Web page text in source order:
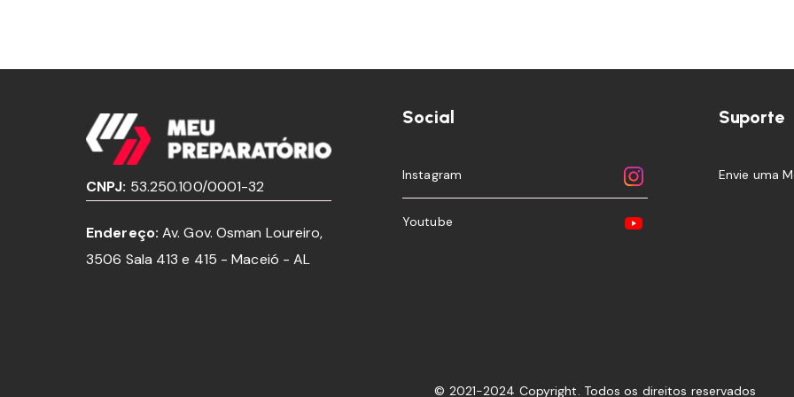
CNPJ: 53.250.100/0001-32
Endereço: Av. Gov. Osman Loureiro,
3506 Sala 413 e 415 - Maceió - AL
Social
Instagram
Youtube
Suporte
Envie uma
© 2021-2024 Copyright. Todos os direitos reservados